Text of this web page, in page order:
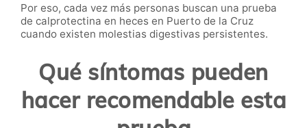
Por eso, cada vez más personas buscan una prueba
de calprotectina en heces en Puerto de la Cruz
cuando existen molestias digestivas persistentes.
Qué síntomas pueden
hacer recomendable esta